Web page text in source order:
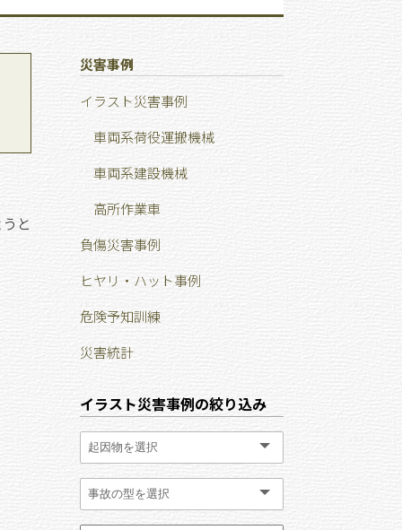
と
災害事例
イラスト災害事例
車両系荷役運搬機械
車両系建設機械
高所作業車
負傷災害事例
ヒヤリ・ハット事例
危険予知訓練
災害統計
イラスト災害事例の絞り込み